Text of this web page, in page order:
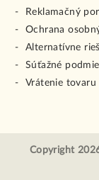
Reklamačný
Ochrana
Alternatívne
Súťažné
Vrátenie tovaru
Copyright